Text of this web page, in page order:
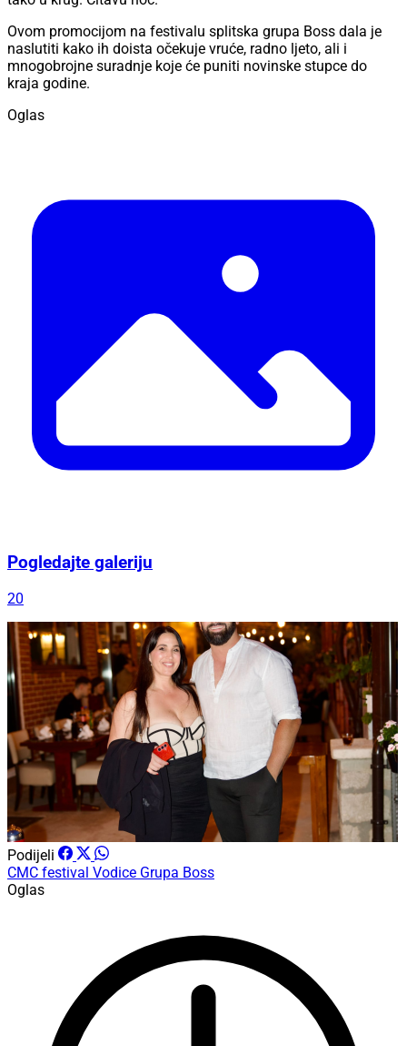
Ovom promocijom na festivalu splitska grupa Boss dala je
naslutiti kako ih doista očekuje vruće, radno ljeto, ali i
mnogobrojne suradnje koje će puniti novinske stupce do
kraja godine.
Oglas
Pogledajte galeriju
20
Podijeli
CMC festival Vodice Grupa Boss
Oglas